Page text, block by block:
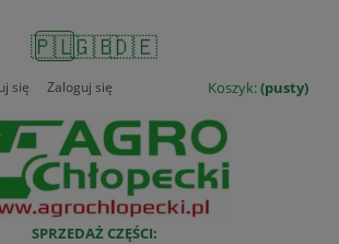
🇵🇱🇬🇧🇩🇪
Koszyk:(pusty)
się Zaloguj się
SPRZEDAŻ CZĘŚCI: